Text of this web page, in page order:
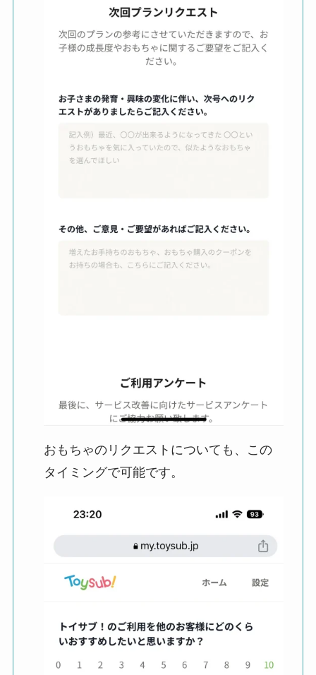
おもちゃのリクエストについても、この
タイミングで可能です。